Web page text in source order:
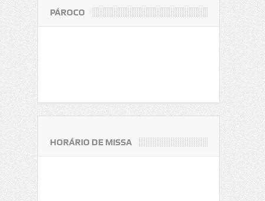
PÁROCO
HORÁRIO DE MISSA